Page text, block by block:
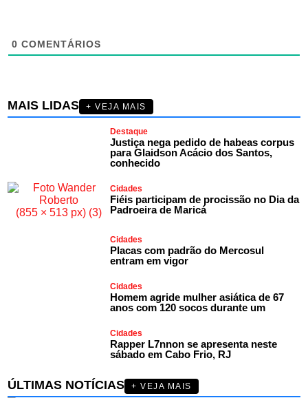
0 COMENTÁRIOS
MAIS LIDAS + VEJA MAIS
Destaque
Justiça nega pedido de habeas corpus
para Glaidson Acácio dos Santos,
conhecido
Cidades
Fiéis participam de procissão no Dia da
Padroeira de Maricá
Cidades
Placas com padrão do Mercosul
entram em vigor
Cidades
Homem agride mulher asiática de 67
anos com 120 socos durante um
Cidades
Rapper L7nnon se apresenta neste
sábado em Cabo Frio, RJ
ÚLTIMAS NOTÍCIAS
+ VEJA MAIS